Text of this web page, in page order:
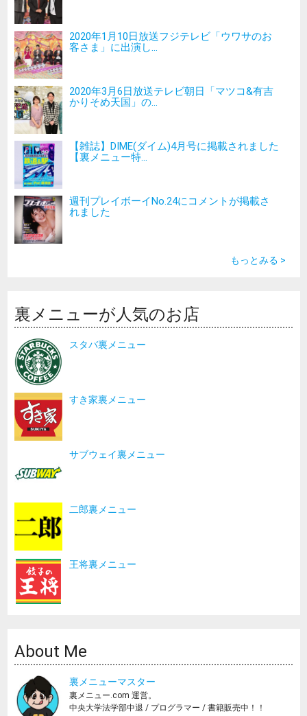
2020年1月10日放送フジテレビ「ウワサのお
客さま」に出演し...
2020年3月6日放送テレビ朝日「マツコ&有吉
かりそめ天国」の...
【雑誌】DIME(ダイム)4月号に掲載されました
【裏メニュー特...
週刊プレイボーイNo.24にコメントが掲載さ
れました
もっとみる >
裏メニューが人気のお店
スタバ裏メニュー
すき家裏メニュー
サブウェイ裏メニュー
二郎裏メニュー
王将裏メニュー
About Me
裏メニューマスター
裏メニュー.com 運営。
中央大学法学部中退 / プログラマー / 書籍販売中！！